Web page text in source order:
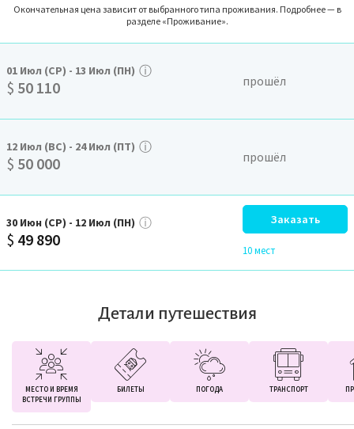
Окончательная цена зависит от выбранного типа проживания. Подробнее — в
разделе «Проживание».
01 Июл (СР) - 13 Июл (ПН) ⓘ
$ 50 110 прошёл
12 Июл (ВС) - 24 Июл (ПТ) ⓘ
$ 50 000 прошёл
30 Июн (СР) - 12 Июл (ПН) ⓘ
$ 49 890
Заказать
10 мест
Детали путешествия
МЕСТО И ВРЕМЯ
ВСТРЕЧИ ГРУППЫ
БИЛЕТЫ ПОГОДА ТРАНСПОРТ